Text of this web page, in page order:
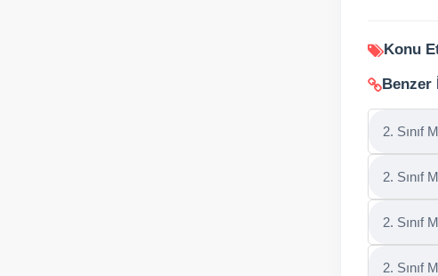
Konu
Benzer
2. Sınıf
2. Sınıf
2. Sınıf
2. Sınıf